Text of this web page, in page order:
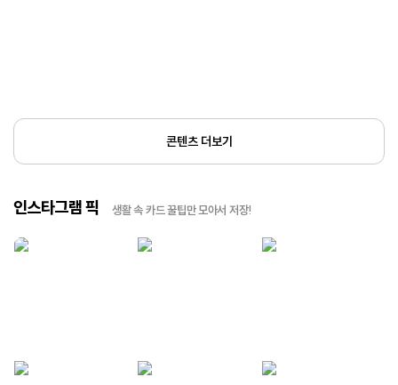
콘텐츠 더보기
인스타그램 픽 생활 속 카드 꿀팁만 모아서 저장!